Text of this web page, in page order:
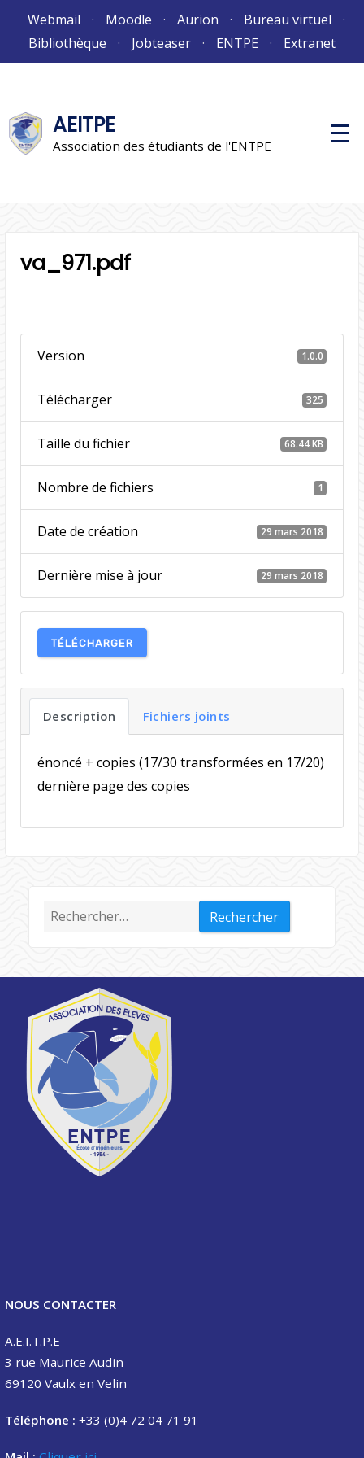
Webmail Moodle Aurion
Bureau virtuel
Bibliothèque
Jobteaser ENTPE Extranet
AEITPE
Association des étudiants de l'ENTPE
M
e
va_971.pdf
Version 1.0.0
Télécharger 325
Taille du fichier 68.44 KB
Nombre de fichiers 1
Date de création 29 mars 2018
Dernière mise à jour 29 mars 2018
TÉLÉCHARGER
Description Fichiers joints
énoncé + copies (17/30 transformées en 17/20)
dernière page des copies
Rechercher :
NOUS CONTACTER
A.E.I.T.P.E
3 rue Maurice Audin
69120 Vaulx en Velin
Téléphone : +33 (0)4 72 04 71 91